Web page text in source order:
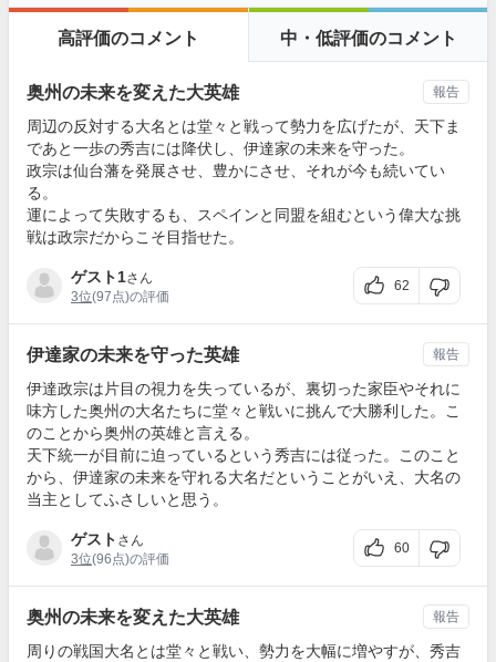
高評価のコメント 中・低評価のコメント
奥州の未来を変えた大英雄
周辺の反対する大名とは堂々と戦って勢力を広げたが、天下ま
であと一歩の秀吉には降伏し、伊達家の未来を守った。
政宗は仙台藩を発展させ、豊かにさせ、それが今も続いてい
る。
運によって失敗するも、スペインと同盟を組むという偉大な挑
戦は政宗だからこそ目指せた。
ゲスト1さん
3位(97点)の評価
62
報告
伊達家の未来を守った英雄
伊達政宗は片目の視力を失っているが、裏切った家臣やそれに
味方した奥州の大名たちに堂々と戦いに挑んで大勝利した。こ
のことから奥州の英雄と言える。
天下統一が目前に迫っているという秀吉には従った。このこと
から、伊達家の未来を守れる大名だということがいえ、大名の
当主としてふさしいと思う。
ゲスト さん
3位(96点)の評価
60
報告
奥州の未来を変えた大英雄
周りの戦国大名とは堂々と戦い、勢力を大幅に増やすが、秀吉
報告